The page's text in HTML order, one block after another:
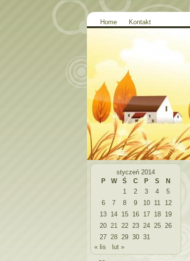
Home Kontakt
styczeń 2014
P
W Ś C P S
N
1
2 3 4
5
6
7 8 9 10 11
12
13 14 15 16 17 18
19
20 21 22 23 24 25 26
27 28 29 30 31
« lis
lut »